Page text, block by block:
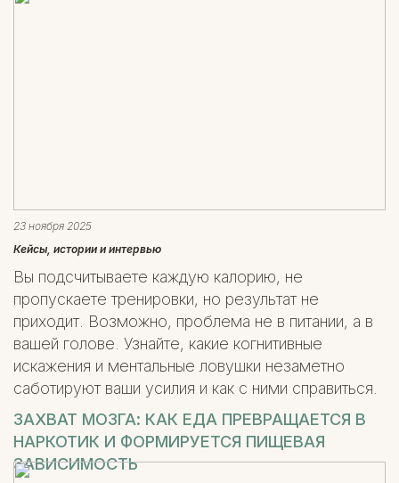
23 ноября 2025
Кейсы, истории и интервью
Вы подсчитываете каждую калорию, не
пропускаете тренировки, но результат не
приходит. Возможно, проблема не в питании, а в
вашей голове. Узнайте, какие когнитивные
искажения и ментальные ловушки незаметно
саботируют ваши усилия и как с ними справиться.
ЗАХВАТ МОЗГА: КАК ЕДА ПРЕВРАЩАЕТСЯ В
НАРКОТИК И ФОРМИРУЕТСЯ ПИЩЕВАЯ
ЗАВИСИМОСТЬ